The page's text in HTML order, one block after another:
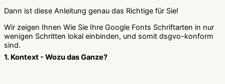
Dann ist diese Anleitung genau das Richtige für Sie!
Wir zeigen Ihnen Wie Sie Ihre Google Fonts Schriftarten in nur
wenigen Schritten lokal einbinden, und somit dsgvo-konform
sind.
1. Kontext - Wozu das Ganze?